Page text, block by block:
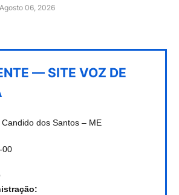
Agosto 06, 2026
— SITE VOZ DE
dos Santos – ME
00